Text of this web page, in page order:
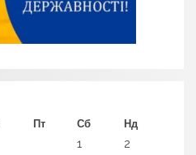
Пт Сб Нд
1
2